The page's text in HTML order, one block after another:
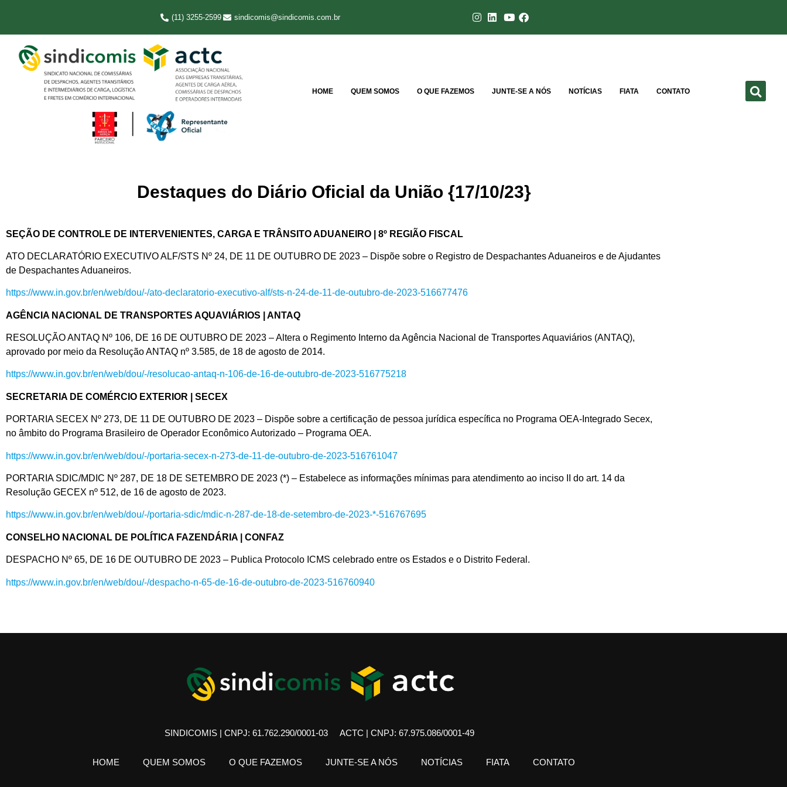
(11) 3255-2599 sindicomis@sindicomis.com.br
HOME QUEM SOMOS O QUE FAZEMOS JUNTE-SE A NÓS NOTÍCIAS FIATA CONTATO
Destaques do Diário Oficial da União {17/10/23}
SEÇÃO DE CONTROLE DE INTERVENIENTES, CARGA E TRÂNSITO ADUANEIRO | 8º REGIÃO FISCAL
ATO DECLARATÓRIO EXECUTIVO ALF/STS Nº 24, DE 11 DE OUTUBRO DE 2023 – Dispõe sobre o Registro de Despachantes Aduaneiros e de Ajudantes
de Despachantes Aduaneiros.
https://www.in.gov.br/en/web/dou/-/ato-declaratorio-executivo-alf/sts-n-24-de-11-de-outubro-de-2023-516677476
AGÊNCIA NACIONAL DE TRANSPORTES AQUAVIÁRIOS | ANTAQ
RESOLUÇÃO ANTAQ Nº 106, DE 16 DE OUTUBRO DE 2023 – Altera o Regimento Interno da Agência Nacional de Transportes Aquaviários (ANTAQ),
aprovado por meio da Resolução ANTAQ nº 3.585, de 18 de agosto de 2014.
https://www.in.gov.br/en/web/dou/-/resolucao-antaq-n-106-de-16-de-outubro-de-2023-516775218
SECRETARIA DE COMÉRCIO EXTERIOR | SECEX
PORTARIA SECEX Nº 273, DE 11 DE OUTUBRO DE 2023 – Dispõe sobre a certificação de pessoa jurídica específica no Programa OEA-Integrado Secex,
no âmbito do Programa Brasileiro de Operador Econômico Autorizado – Programa OEA.
https://www.in.gov.br/en/web/dou/-/portaria-secex-n-273-de-11-de-outubro-de-2023-516761047
PORTARIA SDIC/MDIC Nº 287, DE 18 DE SETEMBRO DE 2023 (*) – Estabelece as informações mínimas para atendimento ao inciso II do art. 14 da
Resolução GECEX nº 512, de 16 de agosto de 2023.
https://www.in.gov.br/en/web/dou/-/portaria-sdic/mdic-n-287-de-18-de-setembro-de-2023-*-516767695
CONSELHO NACIONAL DE POLÍTICA FAZENDÁRIA | CONFAZ
DESPACHO Nº 65, DE 16 DE OUTUBRO DE 2023 – Publica Protocolo ICMS celebrado entre os Estados e o Distrito Federal.
https://www.in.gov.br/en/web/dou/-/despacho-n-65-de-16-de-outubro-de-2023-516760940
SINDICOMIS | CNPJ: 61.762.290/0001-03 ACTC | CNPJ: 67.975.086/0001-49
HOME QUEM SOMOS O QUE FAZEMOS JUNTE-SE A NÓS NOTÍCIAS FIATA CONTATO